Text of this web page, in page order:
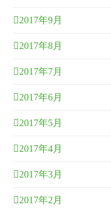
2017年9月
2017年8月
2017年7月
2017年6月
2017年5月
2017年4月
2017年3月
2017年2月